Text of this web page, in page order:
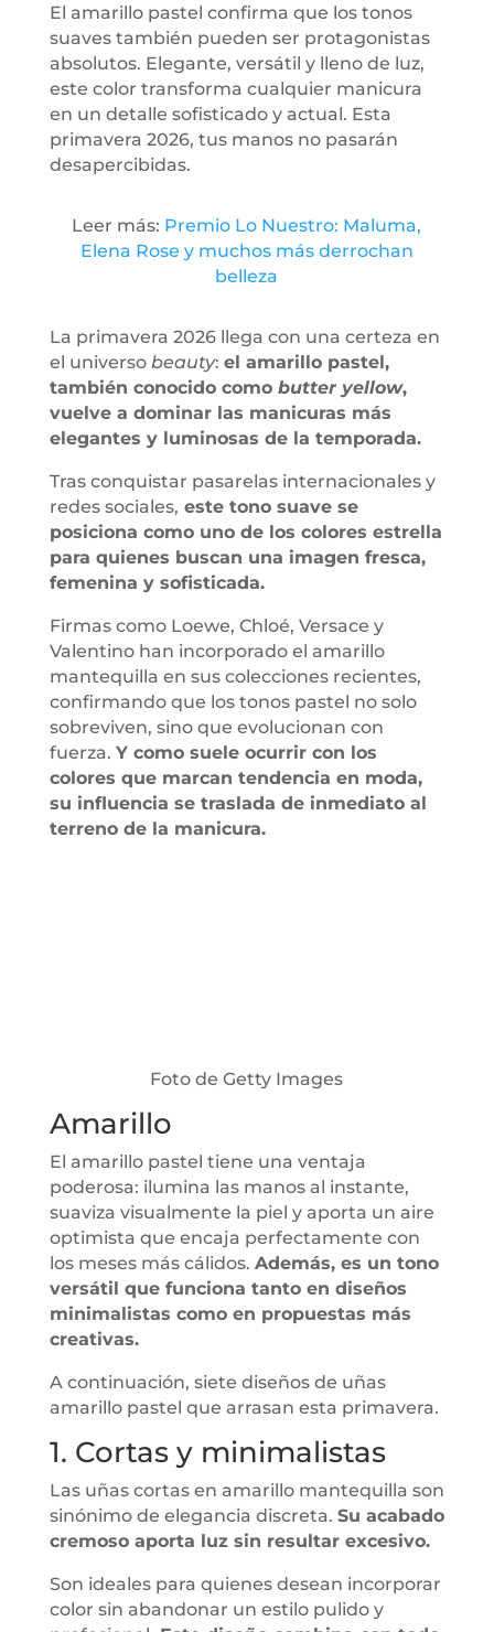
El amarillo pastel confirma que los tonos
suaves también pueden ser protagonistas
absolutos. Elegante, versátil y lleno de luz,
este color transforma cualquier manicura
en un detalle sofisticado y actual. Esta
primavera 2026, tus manos no pasarán
desapercibidas.
Leer más: Premio Lo Nuestro: Maluma,
Elena Rose y muchos más derrochan
belleza
La primavera 2026 llega con una certeza en
el universo beauty: el amarillo pastel,
también conocido como butter yellow,
vuelve a dominar las manicuras más
elegantes y luminosas de la temporada.
Tras conquistar pasarelas internacionales y
redes sociales, este tono suave se
posiciona como uno de los colores estrella
para quienes buscan una imagen fresca,
femenina y sofisticada.
Firmas como Loewe, Chloé, Versace y
Valentino han incorporado el amarillo
mantequilla en sus colecciones recientes,
confirmando que los tonos pastel no solo
sobreviven, sino que evolucionan con
fuerza. Y como suele ocurrir con los
colores que marcan tendencia en moda,
su influencia se traslada de inmediato al
terreno de la manicura.
Foto de Getty Images
Amarillo
El amarillo pastel tiene una ventaja
poderosa: ilumina las manos al instante,
suaviza visualmente la piel y aporta un aire
optimista que encaja perfectamente con
los meses más cálidos. Además, es un tono
versátil que funciona tanto en diseños
minimalistas como en propuestas más
creativas.
A continuación, siete diseños de uñas
amarillo pastel que arrasan esta primavera.
1. Cortas y minimalistas
Las uñas cortas en amarillo mantequilla son
sinónimo de elegancia discreta. Su acabado
cremoso aporta luz sin resultar excesivo.
Son ideales para quienes desean incorporar
color sin abandonar un estilo pulido y